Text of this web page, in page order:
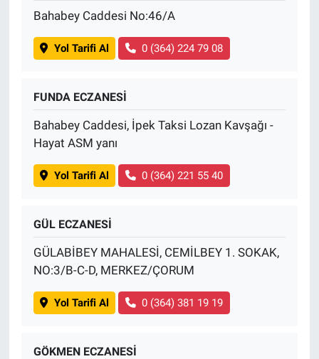
Bahabey Caddesi No:46/A
Yol Tarifi Al 0 (364) 224 79 08
FUNDA ECZANESİ
Bahabey Caddesi, İpek Taksi Lozan Kavşağı -
Hayat ASM yanı
Yol Tarifi Al 0 (364) 221 55 40
GÜL ECZANESİ
GÜLABİBEY MAHALESİ, CEMİLBEY 1. SOKAK,
NO:3/B-C-D, MERKEZ/ÇORUM
Yol Tarifi Al 0 (364) 381 19 19
GÖKMEN ECZANESİ